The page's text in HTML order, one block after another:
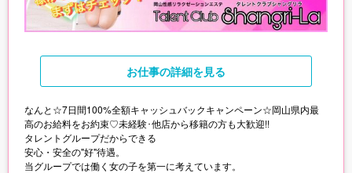
お仕事の詳細を見る
なんと☆7日間100%全額キャッシュバックキャンペーン☆岡山県内最
高のお給料をお約束♡未経験･他店から移籍の方も大歓迎!!
タレントグループだからできる
安心・安全の"好"待遇。
当グループでは働く女の子を第一に考えています。